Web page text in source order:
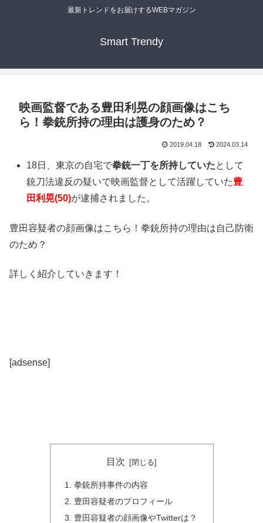
最新トレンドをお届けするWEBマガジン
Smart Trendy
映画監督である豊田利晃の顔画像はこち
ら！拳銃所持の理由は護身のため？
2019.04.18 2024.03.14
18日、東京の自宅で拳銃一丁を所持していたとして
銃刀法違反の疑いで映画監督として活躍していた豊
田利晃(50)が逮捕されました。
豊田容疑者の顔画像はこちら！拳銃所持の理由は自己防衛
のため？
詳しく紹介していきます！
[adsense]
目次
拳銃所持事件の内容
豊田容疑者のプロフィール
豊田容疑者の顔画像やTwitterは？